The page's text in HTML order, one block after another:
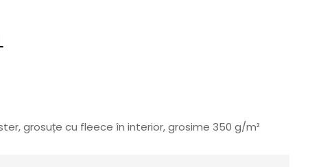
grosuțe cu fleece în interior, grosime 350 g/m²